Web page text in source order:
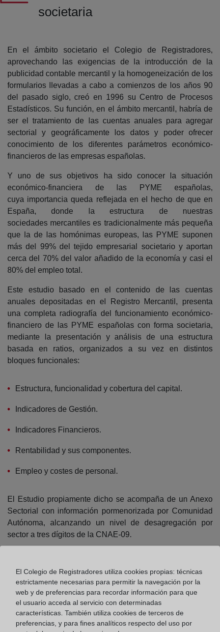
societaria
En el ámbito societario el Colegio de Registradores,
aprovechando las exigencias de la introducción de la
publicidad contable mercantil y la homogeneización de los
formularios llevadas a cabo a comienzos de los años 90
del pasado siglo, creó en 1996 su Centro de Procesos
Estadísticos. Su función, en el ámbito mercantil, habría de
ser el tratamiento de las cuentas anuales para agregar
sectorial y geográficamente los datos y poder ofrecer
conocimiento de los diferentes parámetros económico-
financieros de las empresas españolas.
Y uno de sus objetivos ha sido conocer la situación
económico-financiera de las PYME españolas,
cuya importancia queda reflejada en el hecho de que en
España, donde la estructura de nuestras
sociedades mercantiles es tradicionalmente más pequeña
que la de las homónimas europeas, las PYME suponen
más del 99% del tejido empresarial societario y aportan
cerca del 70% del valor añadido de la economía y casi el
80% del empleo total.
Este estudio basado en el contenido de las cuentas
anuales depositadas en el Registro Mercantil, presenta
una completa radiografía del funcionamiento económico-
financiero de las PYME españolas con forma societaria,
mediante la presentación y análisis de una estructura
basada en ratios, organizados a su vez en distintos
bloques funcionales:
Estructura, funcionalidad y cobertura del capital.
Indicadores de Gestión.
Indicadores Financieros.
Rentabilidad y sus componentes.
Empleo y costes de personal.
El Estudio propiamente dicho se acompaña de un Anexo
Sectorial con información pormenorizada por Comunidad
Autónoma, alcanzando un nivel de desagregación por
sector a tres dígitos de la CNAE-09.
2025
El Colegio de Registradores utiliza cookies propias: técnicas
estrictamente necesarias para permitir la navegación por la
web y de preferencias para recordar información para que
el usuario acceda al servicio con determinadas
características. También utiliza cookies de terceros de
preferencias, y para fines analíticos respecto del uso por